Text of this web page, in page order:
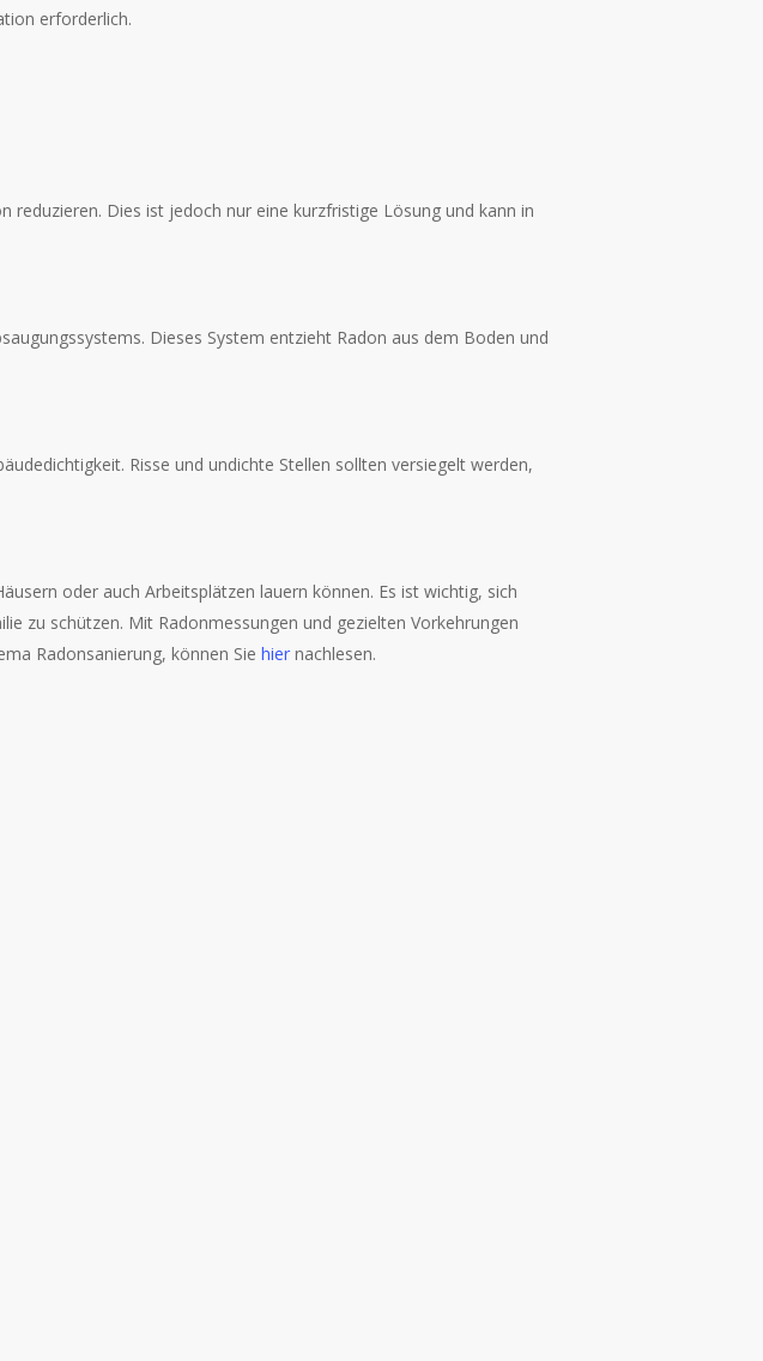
erforderlich.
reduzieren. Dies ist jedoch nur eine kurzfristige Lösung und kann in
Dieses System entzieht Radon aus dem Boden und
Risse und undichte Stellen sollten versiegelt werden,
oder auch Arbeitsplätzen lauern können. Es ist wichtig, sich
zu schützen. Mit Radonmessungen und gezielten Vorkehrungen
Radonsanierung, können Siehier nachlesen.